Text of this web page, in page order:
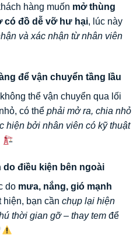
hàng muốn mở thùng
có đồ dễ vỡ hư hại, lúc này
và xác nhận từ nhân viên
để vận chuyển tầng lầu
thể vận chuyển qua lối
có thể phải mở ra, chia nhỏ
hiện bởi nhân viên có kỹ thuật
do điều kiện bên ngoài
do mưa, nắng, gió mạnh
hiện, bạn cần chụp lại hiện
thời gian gỡ – thay tem để